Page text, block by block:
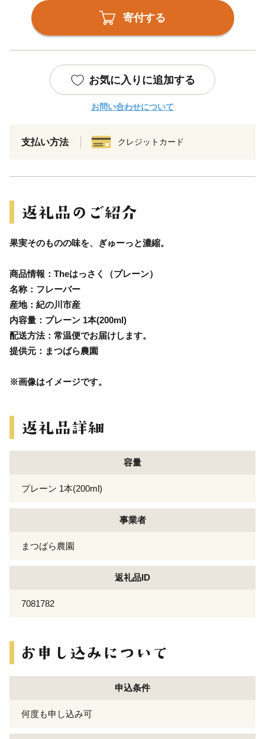
寄付する
お気に入りに追加する
お問い合わせについて
支払い方法 クレジットカード
果実そのものの味を、ぎゅーっと濃縮。
商品情報：Theはっさく（プレーン）
名称：フレーバー
産地：紀の川市産
内容量：プレーン 1本(200ml)
配送方法：常温便でお届けします。
提供元：まつばら農園
※画像はイメージです。
容量
プレーン 1本(200ml)
事業者
まつばら農園
返礼品ID
7081782
申込条件
何度も申し込み可